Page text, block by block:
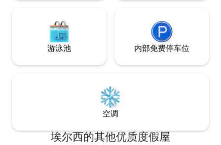
游泳池 内部免费停车位
空调
埃尔西的其他优质度假屋